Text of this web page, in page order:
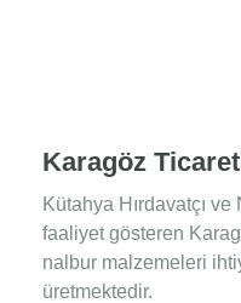
Karagöz Ticaret
Kütahya Hırdavatçı
faaliyet gösteren
nalbur malzemeleri
üretmektedir.